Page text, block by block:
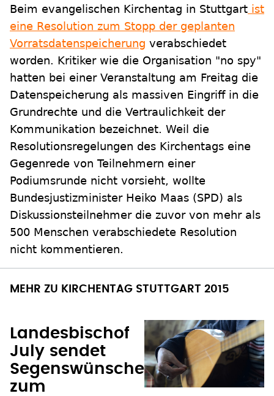
Beim evangelischen Kirchentag in Stuttgart ist
eine Resolution zum Stopp der geplanten
Vorratsdatenspeicherung verabschiedet
worden. Kritiker wie die Organisation "no spy"
hatten bei einer Veranstaltung am Freitag die
Datenspeicherung als massiven Eingriff in die
Grundrechte und die Vertraulichkeit der
Kommunikation bezeichnet. Weil die
Resolutionsregelungen des Kirchentags eine
Gegenrede von Teilnehmern einer
Podiumsrunde nicht vorsieht, wollte
Bundesjustizminister Heiko Maas (SPD) als
Diskussionsteilnehmer die zuvor von mehr als
500 Menschen verabschiedete Resolution
nicht kommentieren.
MEHR ZU KIRCHENTAG STUTTGART 2015
Landesbischof
July sendet
Segenswünsche
zum